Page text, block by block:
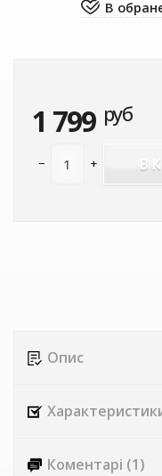
1 799 руб
− + В
Опис
Коментарі (1)